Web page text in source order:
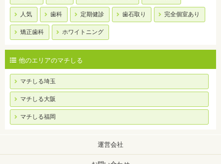
人気 歯科 定期健診 歯石取り 完全個室あり
矯正歯科 ホワイトニング
他のエリアのマチしる
マチしる埼玉
マチしる大阪
マチしる福岡
運営会社